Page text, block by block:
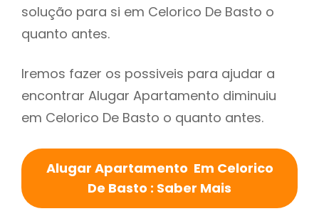
solução para si em Celorico De Basto o
quanto antes.
Iremos fazer os possiveis para ajudar a
encontrar Alugar Apartamento diminuiu
em Celorico De Basto o quanto antes.
Alugar Apartamento Em Celorico
De Basto : Saber Mais